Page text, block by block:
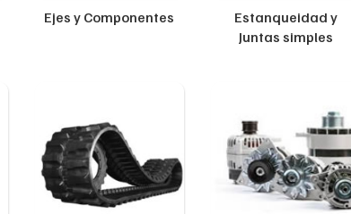
Ejes y Componentes
Estanqueidad y
Juntas simples